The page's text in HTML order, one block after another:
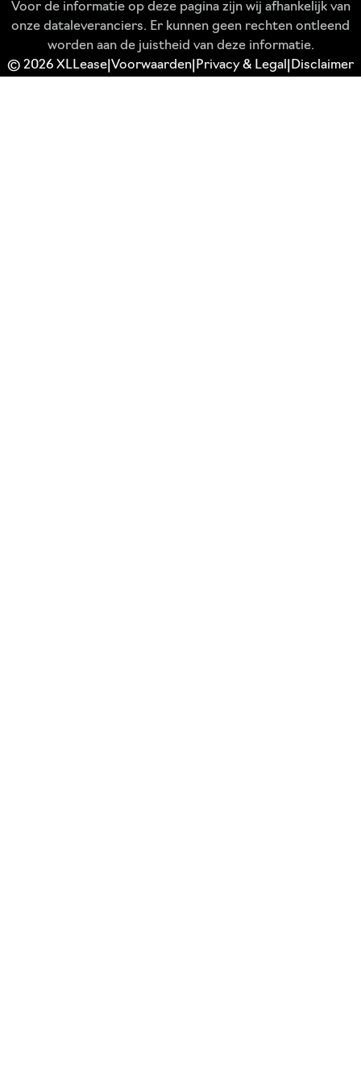
Voor de informatie op deze pagina zijn wij afhankelijk van
onze dataleveranciers. Er kunnen geen rechten ontleend
worden aan de juistheid van deze informatie.
© 2026 XLLease Voorwaarden Privacy & Legal Disclaimer